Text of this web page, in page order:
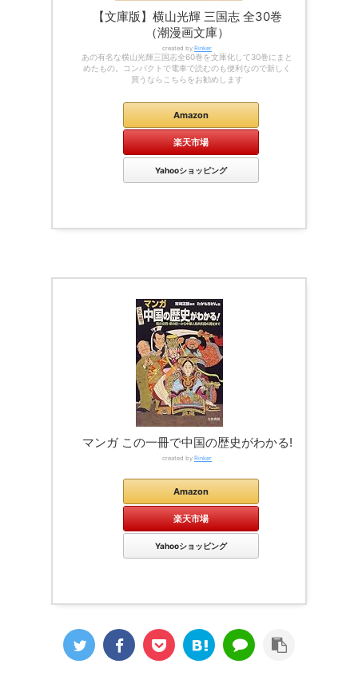
【文庫版】横山光輝 三国志 全30巻
（潮漫画文庫）
created by Rinker
あの有名な横山光輝三国志全60巻を文庫化して30巻にまと
めたもの。コンパクトで電車で読むのも便利なので新しく
買うならこちらをお勧めします
Amazon
楽天市場
Yahooショッピング
マンガ この一冊で中国の歴史がわかる!
created by Rinker
Amazon
楽天市場
Yahooショッピング